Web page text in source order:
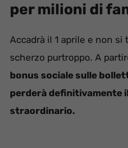
per milioni di
Accadrà il 1 aprile e non si
scherzo purtroppo. A
bonus sociale sulle
perderà definitivamente
straordinario.